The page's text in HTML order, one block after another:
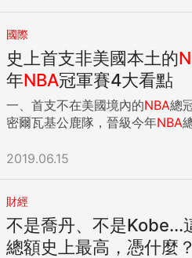
國際
史上首支非美國本土的
年NBA冠軍賽4大看點
一、首支不在美國境內的NBA總冠軍隊
密爾瓦基公鹿隊，晉級今年NBA
2019.06.15
財經
不是喬丹、不是Kobe...
總額史上最高，憑什麼？